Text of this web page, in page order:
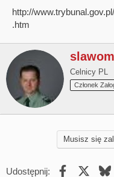
http://
.htm
W
r
i
b
y
Celnicy PL
Członek
Musisz się
Udostępnij: Facebook